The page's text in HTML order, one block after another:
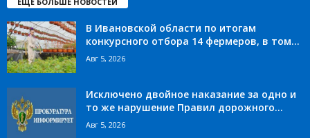
В Ивановской области по итогам
конкурсного отбора 14 фермеров, в том...
Авг 5, 2026
Исключено двойное наказание за одно и
то же нарушение Правил дорожного...
Авг 5, 2026